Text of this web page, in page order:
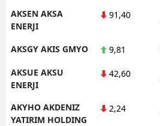
AKSEN AKSA
ENERJI
91,40
AKSGY AKIS GMYO 9,81
AKSUE AKSU
ENERJI
42,60
AKYHO AKDENIZ
YATIRIM HOLDING
2,24